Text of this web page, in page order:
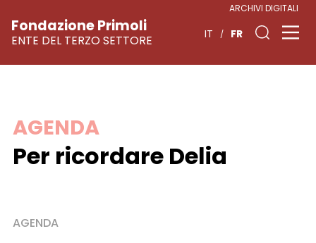
Skip
content
Fondazione Primoli
ENTE DEL TERZO SETTORE
ARCHIVI DIGITALI
IT FR
AGENDA
Per ricordare Delia
AGENDA